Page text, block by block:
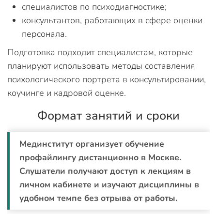
специалистов по психодиагностике;
консультантов, работающих в сфере оценки
персонала.
Подготовка подходит специалистам, которые
планируют использовать методы составления
психологического портрета в консультировании,
коучинге и кадровой оценке.
Формат занятий и сроки
Мединститут организует обучение
профайлингу дистанционно в Москве.
Слушатели получают доступ к лекциям в
личном кабинете и изучают дисциплины в
удобном темпе без отрыва от работы.